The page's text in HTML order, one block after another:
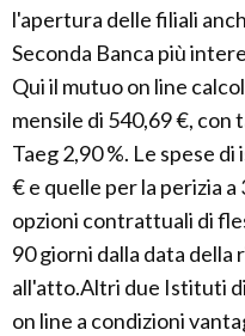
l'apertura delle filiali
Seconda Banca più
Qui il mutuo on line
mensile di 540,69 €, con
Taeg 2,90 %. Le spese
€ e quelle per la perizia
opzioni contrattuali di
90 giorni dalla data della
all'atto.Altri due Istituti
on line a condizioni